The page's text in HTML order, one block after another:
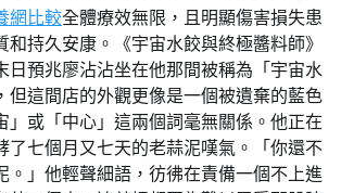
網比較全體療效無限，且明顯傷害損失患
和持久安康。《宇宙水餃與終極醬料師》
日預兆廖沾沾坐在他那間被稱為「宇宙水
但這間店的外觀更像是一個被遺棄的藍色
」或「中心」這兩個詞毫無關係。他正在
了七個月又七天的老蒜泥嘆氣。「你還不
。」他輕聲細語，彷彿在責備一個不上進